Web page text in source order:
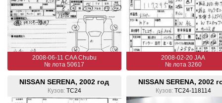
2008-06-11 CAA Chubu
№ лота 50617
2008-02-20 JAA
№ лота 3260
NISSAN SERENA, 2002 год
Кузов: TC24
NISSAN SERENA, 2002
Кузов: TC24-118114